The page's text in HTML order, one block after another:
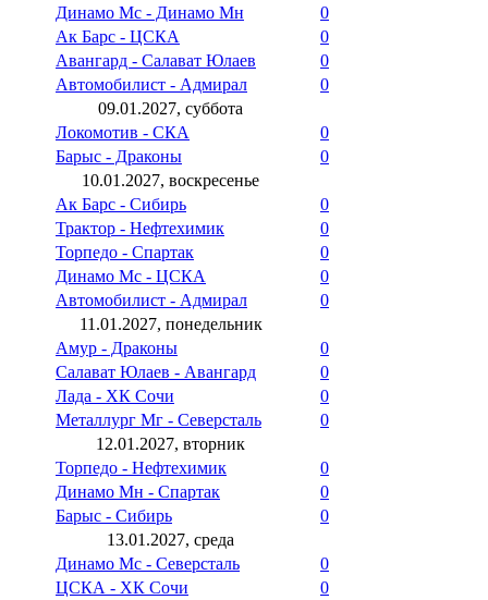
Динамо Мс - Динамо Мн
0
Ак Барс - ЦСКА
0
Авангард - Салават Юлаев
0
Автомобилист - Адмирал
0
09.01.2027, суббота
Локомотив - СКА
0
Барыс - Драконы
0
10.01.2027, воскресенье
Ак Барс - Сибирь
0
Трактор - Нефтехимик
0
Торпедо - Спартак
0
Динамо Мс - ЦСКА
0
Автомобилист - Адмирал
0
11.01.2027, понедельник
Амур - Драконы
0
Салават Юлаев - Авангард
0
Лада - ХК Сочи
0
Металлург Мг - Северсталь
0
12.01.2027, вторник
Торпедо - Нефтехимик
0
Динамо Мн - Спартак
0
Барыс - Сибирь
0
13.01.2027, среда
Динамо Мс - Северсталь
0
ЦСКА - ХК Сочи
0